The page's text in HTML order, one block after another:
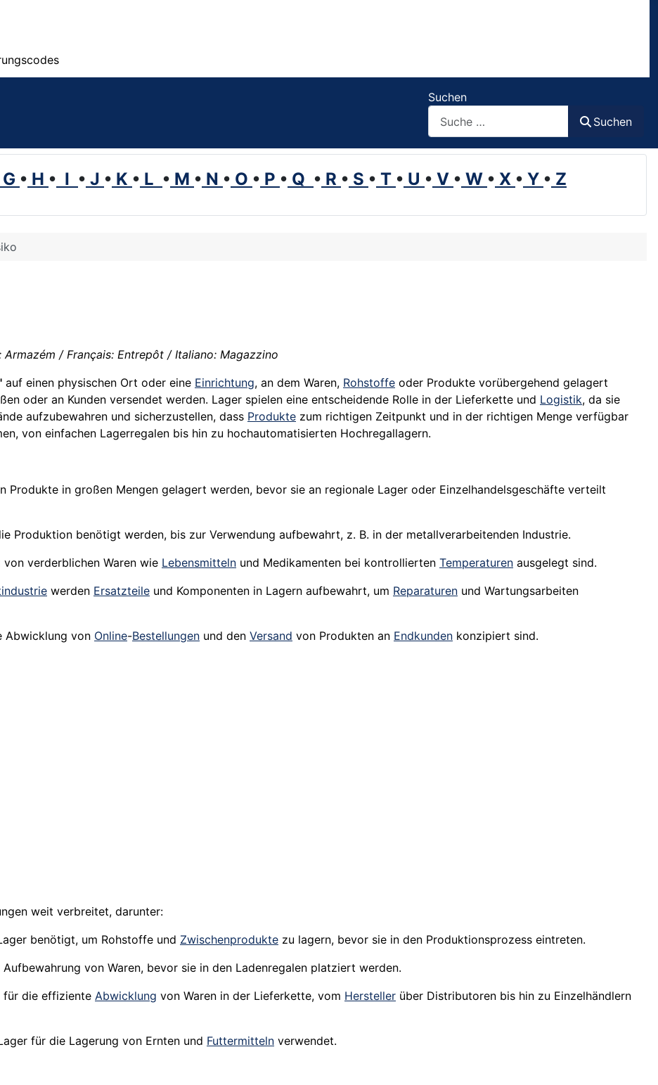
Suchen
Suchen
G • H • I • J • K • L • M • N • O • P • Q • R • S • T • U • V • W • X • Y • Z
/ Français: Entrepôt / Italiano: Magazzino
auf einen physischen Ort oder eine Einrichtung, an dem Waren, Rohstoffe oder Produkte vorübergehend gelagert
oder an Kunden versendet werden. Lager spielen eine entscheidende Rolle in der Lieferkette und Logistik, da sie
aufzubewahren und sicherzustellen, dass Produkte zum richtigen Zeitpunkt und in der richtigen Menge verfügbar
von einfachen Lagerregalen bis hin zu hochautomatisierten Hochregallagern.
Produkte in großen Mengen gelagert werden, bevor sie an regionale Lager oder Einzelhandelsgeschäfte verteilt
Produktion benötigt werden, bis zur Verwendung aufbewahrt, z. B. in der metallverarbeitenden Industrie.
verderblichen Waren wie Lebensmitteln und Medikamenten bei kontrollierten Temperaturen ausgelegt sind.
werden Ersatzteile und Komponenten in Lagern aufbewahrt, um Reparaturen und Wartungsarbeiten
Abwicklung von Online-Bestellungen und den Versand von Produkten an Endkunden konzipiert sind.
weit verbreitet, darunter:
benötigt, um Rohstoffe und Zwischenprodukte zu lagern, bevor sie in den Produktionsprozess eintreten.
von Waren, bevor sie in den Ladenregalen platziert werden.
für die effiziente Abwicklung von Waren in der Lieferkette, vom Hersteller über Distributoren bis hin zu Einzelhändlern
für die Lagerung von Ernten und Futtermitteln verwendet.